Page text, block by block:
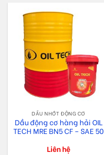
DẦU NHỚT ĐỘNG CƠ
Dầu động cơ hàng hải OIL
TECH MRE BN5 CF – SAE 50
Liên hệ